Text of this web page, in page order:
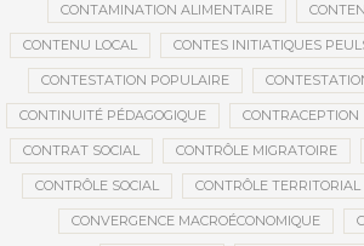
CONTAMINATION ALIMENTAIRE
CONTENU LOCAL CONTES INITIATIQUES
CONTESTATION POPULAIRE
CONTINUITÉ PÉDAGOGIQUE CONTRACEPTION
CONTRAT SOCIAL CONTRÔLE MIGRATOIRE
CONTRÔLE SOCIAL CONTRÔLE TERRITORIAL
CONVERGENCE MACROÉCONOMIQUE